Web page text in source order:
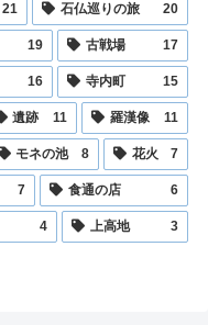
21 石仏巡りの旅 20
19 古戦場 17
16 寺内町 15
遺跡 11 羅漢像 11
モネの池 8 花火 7
7 食通の店 6
4 上高地 3